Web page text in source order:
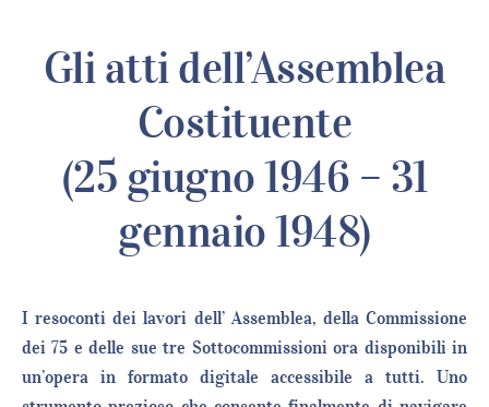
Gli atti dell’Assemblea
Costituente
(25 giugno 1946 – 31
gennaio 1948)
I resoconti dei lavori dell’ Assemblea, della Commissione
dei 75 e delle sue tre Sottocommissioni ora disponibili in
un’opera in formato digitale accessibile a tutti. Uno